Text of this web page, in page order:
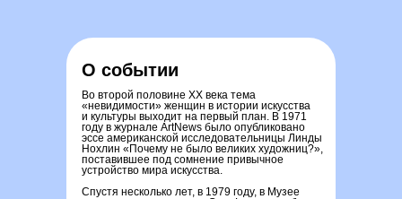
Во второй половине ХХ века тема
«невидимости» женщин в истории искусства
и культуры выходит на первый план. В 1971
году в журнале ArtNews было опубликовано
эссе американской исследовательницы Линды
Нохлин «Почему не было великих художниц?»,
поставившее под сомнение привычное
устройство мира искусства.
Спустя несколько лет, в 1979 году, в Музее
О событии